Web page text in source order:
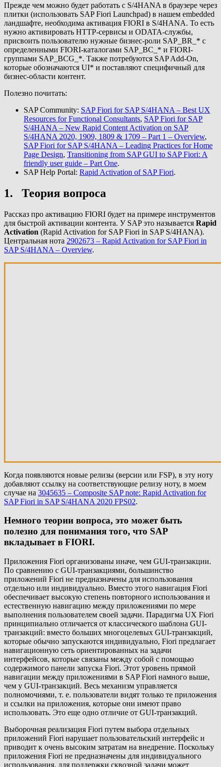
Прежде чем можно будет работать с S/4HANA в браузере через
плитки (использовать SAP Fiori Launchpad) в нашем embedded
ландшафте, необходима активация FIORI в S/4HANA. То есть
нужно активировать HTTP-сервисы и ODATA-службы,
присвоить пользователю нужные бизнес-роли SAP_BR_* с
определенными FIORI-каталогами SAP_BС_* и FIORI-
группами SAP_BCG_*. Также потребуются SAP Add-On,
которые обозначаются UI* и поставляют специфичный для
бизнес-области контент.
Полезно почитать:
SAP Community: SAP Fiori for SAP S/4HANA – Best UX
Resources for Functional Consultants, SAP Fiori for SAP
S/4HANA – New Rapid Content Activation on SAP
S/4HANA 2020, 1909, 1809 & 1709 – Part 1 – Overview,
SAP Fiori for SAP S/4HANA – Leading Practices for Home
Page Design, Transitioning from SAP GUI to SAP Fiori: A
friendly user guide – Part One.
SAP Help Portal: Rapid Activation of SAP Fiori.
1. Теория вопроса
Рассказ про активацию FIORI будет на примере инструментов
для быстрой активации контента. У SAP это называется Rapid
Activation (Rapid Activation for SAP Fiori in SAP S/4HANA).
Центральная нота 2902673 – Rapid Activation for SAP Fiori in
SAP S/4HANA – Overview.
Когда появляются новые релизы (версии или FSP), в эту ноту
добавляют ссылку на соответствующие релизу ноту, в моем
случае на 3045635 – Composite SAP note: Rapid Activation for
SAP Fiori in SAP S/4HANA 2020 FPS02.
Немного теории вопроса, это может быть
полезно для понимания того, что SAP
вкладывает в FIORI.
Приложения Fiori организованы иначе, чем GUI-транзакции.
По сравнению с GUI-транзакциями, большинство
приложений Fiori не предназначены для использования
отдельно или индивидуально. Вместо этого навигация Fiori
обеспечивает высокую степень повторного использования и
естественную навигацию между приложениями по мере
выполнения пользователем своей задачи. Парадигма UX Fiori
принципиально отличается от классического шаблона GUI-
транзакций: вместо больших многоцелевых GUI-транзакций,
которые обычно запускаются индивидуально, Fiori предлагает
навигационную сеть ориентированных на задачи
интерфейсов, которые связаны между собой с помощью
содержимого панели запуска Fiori. Этот уровень прямой
навигации между приложениями в SAP Fiori намного выше,
чем у GUI-транзакций. Весь механизм управляется
полномочиями, т. е. пользователи видят только те приложения
и ссылки на приложения, которые они имеют право
использовать. Это еще одно отличие от GUI-транзакций.
Выборочная реализация Fiori путем выбора отдельных
приложений Fiori нарушает пользовательский интерфейс и
приводит к очень высоким затратам на внедрение. Поскольку
приложения Fiori не предназначены для индивидуального
использования, для поддержки сквозной задачи может